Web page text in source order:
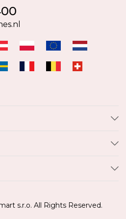
s.r.o. All Rights Reserved.